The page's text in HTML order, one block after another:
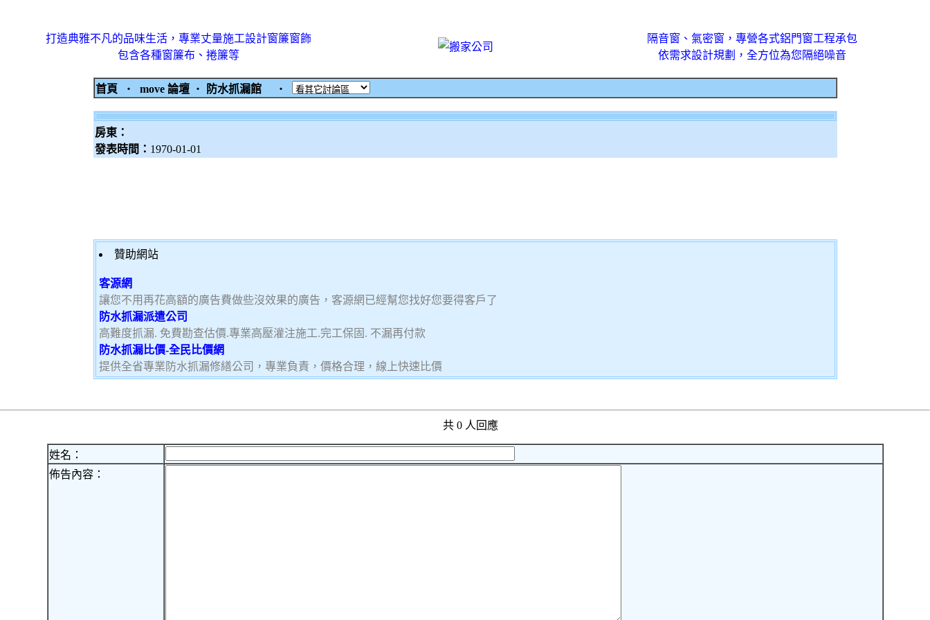
打造典雅不凡的品味生活，專業丈量施工設計窗簾窗飾
包含各種窗簾布、捲簾等
隔音窗、氣密窗，專營各式鋁門窗工程承包
依需求設計規劃，全方位為您隔絕噪音
首頁 ‧ move 論壇 ‧ 防水抓漏館 ‧
房東：
發表時間： 1970-01-01
贊助網站
客源網
讓您不用再花高額的廣告費做些沒效果的廣告，客源網已經幫您找好您要得客戶了
防水抓漏派遣公司
高難度抓漏. 免費勘查估價.專業高壓灌注施工.完工保固. 不漏再付款
防水抓漏比價-全民比價網
提供全省專業防水抓漏修繕公司，專業負責，價格合理，線上快速比價
共 0 人回應
姓名：
佈告內容：